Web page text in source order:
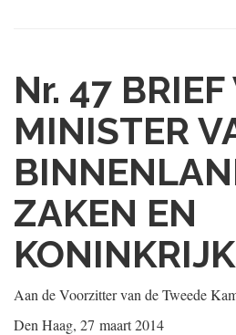
Nr. 47
MINISTER
ZAKEN EN
Aan de Voorzitter van de Tweede
Den Haag, 27 maart 2014